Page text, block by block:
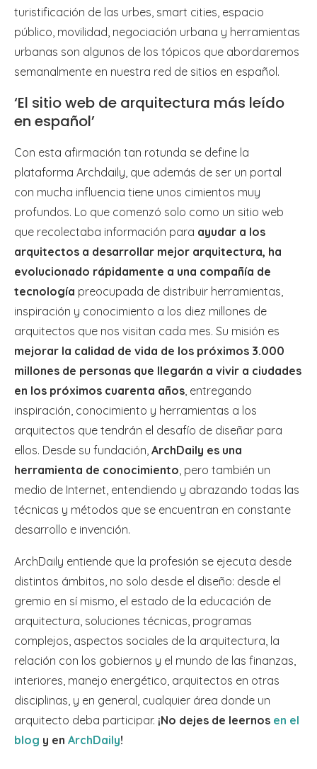
turistificación de las urbes, smart cities, espacio
público, movilidad, negociación urbana y herramientas
urbanas son algunos de los tópicos que abordaremos
semanalmente en nuestra red de sitios en español.
‘El sitio web de arquitectura más leído
en español’
Con esta afirmación tan rotunda se define la
plataforma Archdaily, que además de ser un portal
con mucha influencia tiene unos cimientos muy
profundos. Lo que comenzó solo como un sitio web
que recolectaba información para ayudar a los
arquitectos a desarrollar mejor arquitectura, ha
evolucionado rápidamente a una compañía de
tecnología preocupada de distribuir herramientas,
inspiración y conocimiento a los diez millones de
arquitectos que nos visitan cada mes. Su misión es
mejorar la calidad de vida de los próximos 3.000
millones de personas que llegarán a vivir a ciudades
en los próximos cuarenta años , entregando
inspiración, conocimiento y herramientas a los
arquitectos que tendrán el desafío de diseñar para
ellos. Desde su fundación, ArchDaily es una
herramienta de conocimiento , pero también un
medio de Internet, entendiendo y abrazando todas las
técnicas y métodos que se encuentran en constante
desarrollo e invención.
ArchDaily entiende que la profesión se ejecuta desde
distintos ámbitos, no solo desde el diseño: desde el
gremio en sí mismo, el estado de la educación de
arquitectura, soluciones técnicas, programas
complejos, aspectos sociales de la arquitectura, la
relación con los gobiernos y el mundo de las finanzas,
interiores, manejo energético, arquitectos en otras
disciplinas, y en general, cualquier área donde un
arquitecto deba participar. ¡No dejes de leernos en el
blog y en ArchDaily!